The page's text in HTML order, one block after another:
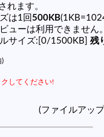
ます。
は1回 500KB
ューは利用できません
サイズ:[0/1500KB] 残
)
してください!
(ファイルアッ